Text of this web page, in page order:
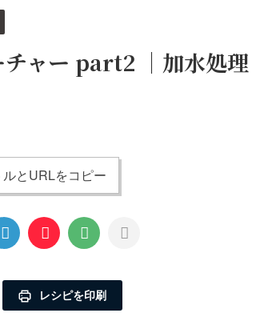
ャー part2 ｜加水処理
とURLをコピー
レシピを印刷